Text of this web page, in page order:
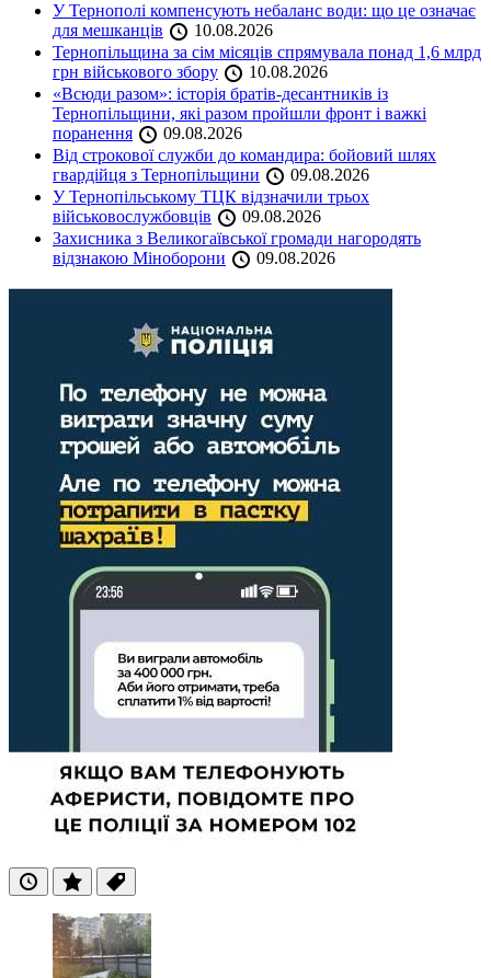
У Тернополі компенсують небаланс води: що це означає
для мешканців
10.08.2026
Тернопільщина за сім місяців спрямувала понад 1,6 млрд
грн військового збору
10.08.2026
«Всюди разом»: історія братів-десантників із
Тернопільщини, які разом пройшли фронт і важкі
поранення
09.08.2026
Від строкової служби до командира: бойовий шлях
гвардійця з Тернопільщини
09.08.2026
У Тернопільському ТЦК відзначили трьох
військовослужбовців
09.08.2026
Захисника з Великогаївської громади нагородять
відзнакою Міноборони
09.08.2026
ОстанніПопулярні
Теги